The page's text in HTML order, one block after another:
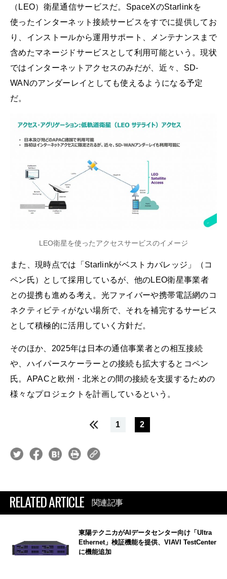
（LEO）衛星通信サービスだ。SpaceXのStarlinkを
使ったインターネット接続サービスをすでに提供してお
り、インストールから運用サポート、メンテナンスまで
含めたマネージドサービスとして利用可能という。現状
ではインターネットアクセスのみだが、近々、SD-
WANのアンダーレイとしても使えるようになる予定
だ。
LEO衛星を使ったアクセスサービスのイメージ
また、現時点では「Starlinkがベストカバレッジ」（コ
ペン氏）として採用しているが、他のLEO衛星事業者
との提携も進める考え。光ファイバーや携帯電話網のコ
ネクティビティがない場所で、それを補完するサービス
として積極的に活用していく方針だ。
そのほか、2025年は日本の通信事業者との相互接続
や、ハイパースケーラーとの接続も拡大するとコペン
氏。APACと欧州・北米との間の接続を支援するための
様々なプロジェクトを計画しているという。
1 2
RELATED ARTICLE 関連記事
東陽テクニカがAIデータセンター向け「Ultra
Ethernet」検証機能を提供、VIAVI TestCenter
に機能追加